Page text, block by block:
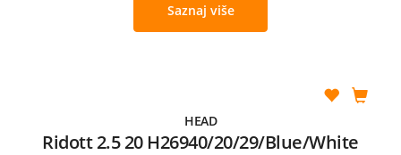
Saznaj više
HEAD
Ridott 2.5 20 H26940/20/29/Blue/White